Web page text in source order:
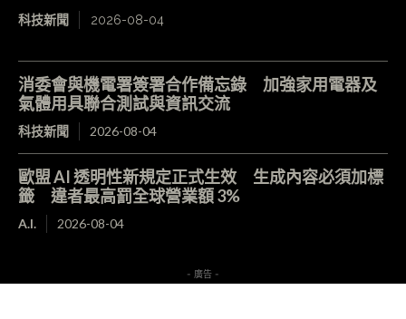
科技新聞 2026-08-04
消委會與機電署簽署合作備忘錄 加強家用電器及
氣體用具聯合測試與資訊交流
科技新聞 2026-08-04
歐盟 AI 透明性新規定正式生效 生成內容必須加標
籤 違者最高罰全球營業額 3%
A.I. 2026-08-04
- 廣告 -